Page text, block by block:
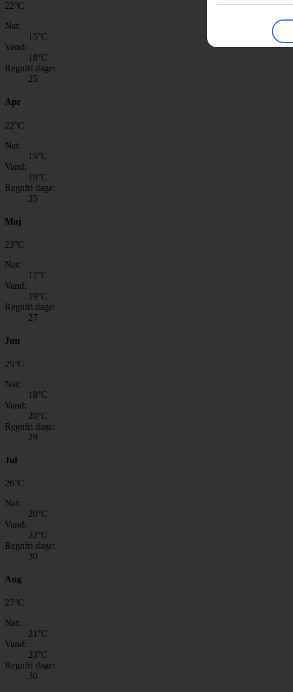
22°C
Nat:
15°C
Vand:
18°C
Regnfri dage:
25
Apr
22°C
Nat:
15°C
Vand:
19°C
Regnfri dage:
25
Maj
23°C
Nat:
17°C
Vand:
19°C
Regnfri dage:
27
Jun
25°C
Nat:
18°C
Vand:
20°C
Regnfri dage:
29
Jul
26°C
Nat:
20°C
Vand:
22°C
Regnfri dage:
30
Aug
27°C
Nat:
21 °C
Vand:
23°C
Regnfri dage:
30